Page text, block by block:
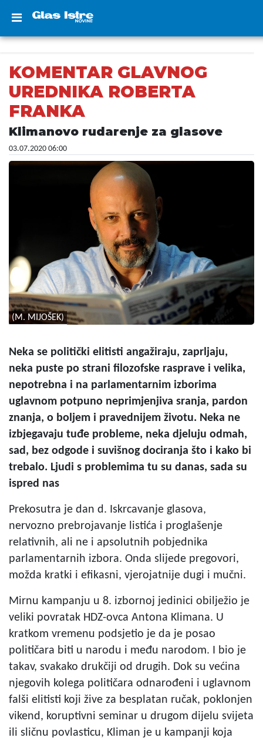
KOMENTAR GLAVNOG
UREDNIKA ROBERTA
FRANKA
Klimanovo rudarenje za glasove
03.07.2020 06:00
(M. MIJOŠEK)
Neka se politički elitisti angažiraju, zaprljaju,
neka puste po strani filozofske rasprave i velika,
nepotrebna i na parlamentarnim izborima
uglavnom potpuno neprimjenjiva sranja, pardon
znanja, o boljem i pravednijem životu. Neka ne
izbjegavaju tuđe probleme, neka djeluju odmah,
sad, bez odgode i suvišnog dociranja što i kako bi
trebalo. Ljudi s problemima tu su danas, sada su
ispred nas
Prekosutra je dan d. Iskrcavanje glasova,
nervozno prebrojavanje listića i proglašenje
relativnih, ali ne i apsolutnih pobjednika
parlamentarnih izbora. Onda slijede pregovori,
možda kratki i efikasni, vjerojatnije dugi i mučni.
Mirnu kampanju u 8. izbornoj jedinici obilježio je
veliki povratak HDZ-ovca Antona Klimana. U
kratkom vremenu podsjetio je da je posao
političara biti u narodu i među narodom. I bio je
takav, svakako drukčiji od drugih. Dok su većina
njegovih kolega političara odnarođeni i uglavnom
falši elitisti koji žive za besplatan ručak, poklonjen
vikend, koruptivni seminar u drugom dijelu svijeta
ili sličnu povlasticu, Kliman je u kampanji koja